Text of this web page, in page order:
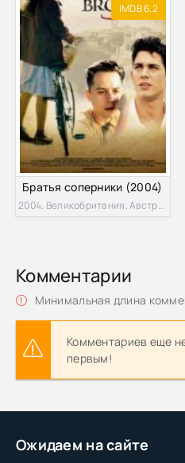
Ожидаем на сайте
IMDB 6.2
Братья соперники (2004)
2004, Великобритания, Австралия
Комментарии
Минимальная длина
Комментариев еще
первым!